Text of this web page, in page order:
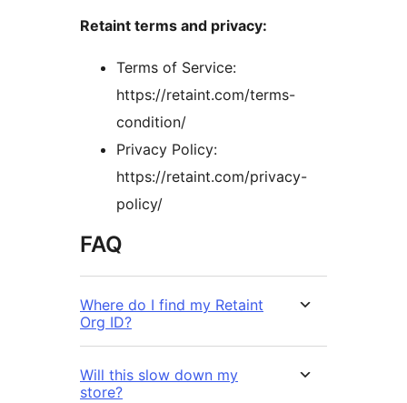
Retaint terms and privacy:
Terms of Service:
https://retaint.com/terms-
condition/
Privacy Policy:
https://retaint.com/privacy-
policy/
FAQ
Where do I find my Retaint
Org ID?
Will this slow down my
store?